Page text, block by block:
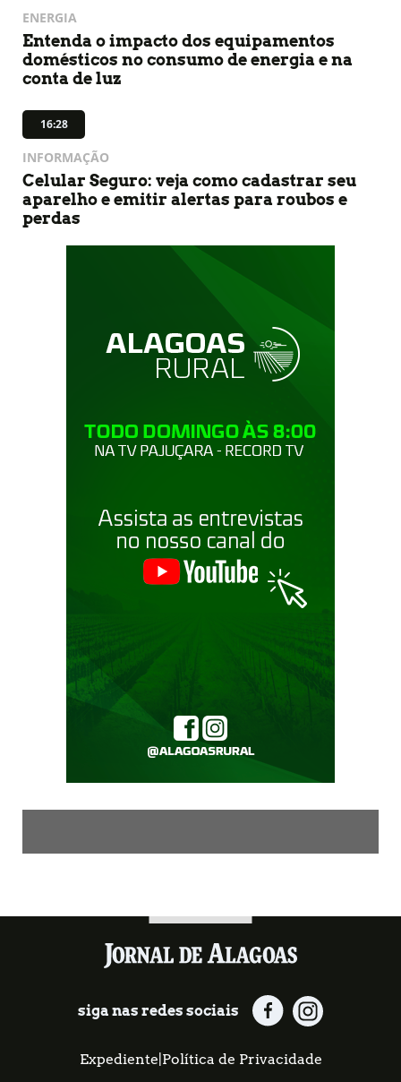
ENERGIA
Entenda o impacto dos equipamentos
domésticos no consumo de energia e na
conta de luz
16:28
INFORMAÇÃO
Celular Seguro: veja como cadastrar seu
aparelho e emitir alertas para roubos e
perdas
siga nas redes sociais
Expediente Política de Privacidade